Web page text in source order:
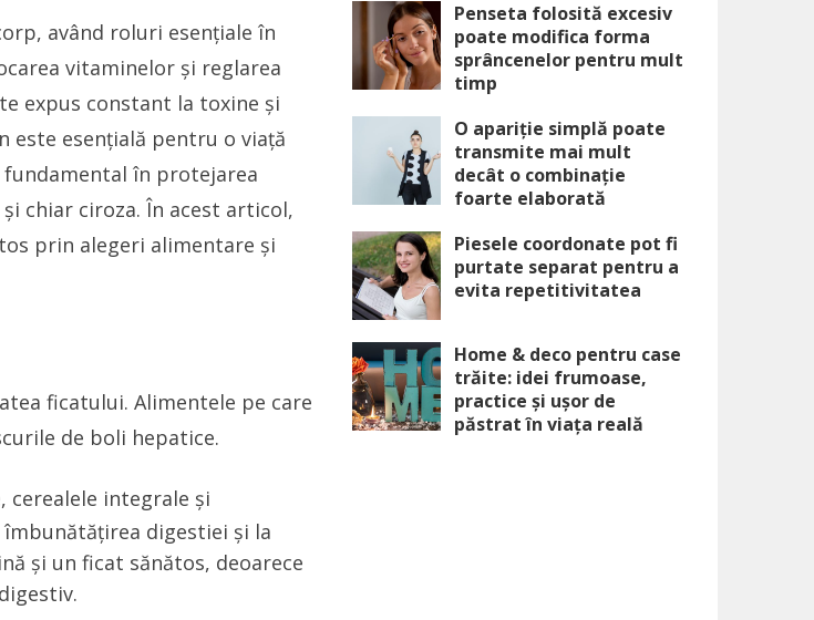
având roluri esențiale în
vitaminelor și reglarea
expus constant la toxine și
este esențială pentru o viață
fundamental în protejarea
chiar ciroza. În acest articol,
prin alegeri alimentare și
ficatului. Alimentele pe care
de boli hepatice.
cerealele integrale și
digestiei și la
și un ficat sănătos, deoarece
Penseta folosită excesiv
poate modifica forma
sprâncenelor pentru mult
timp
O apariție simplă poate
transmite mai mult
decât o combinație
foarte elaborată
Piesele coordonate pot fi
purtate separat pentru a
evita repetitivitatea
Home & deco pentru case
trăite: idei frumoase,
practice și ușor de
păstrat în viața reală